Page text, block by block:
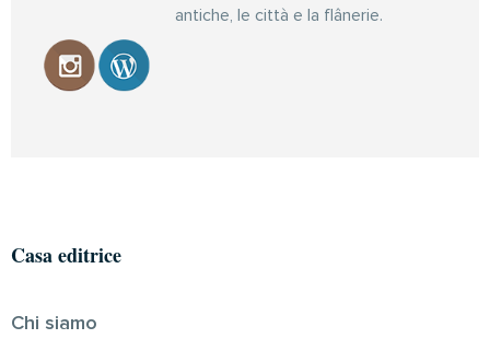
antiche, le città e la flânerie.
Casa editrice
Chi siamo